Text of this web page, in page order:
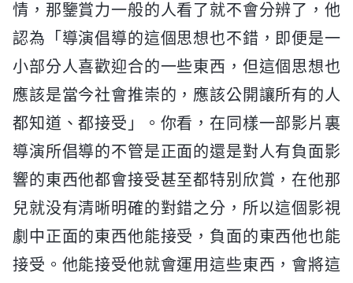
情，那鑒賞力一般的人看了就不會分辨了，他
認為「導演倡導的這個思想也不錯，即便是一
小部分人喜歡迎合的一些東西，但這個思想也
應該是當今社會推崇的，應該公開讓所有的人
都知道、都接受」。你看，在同樣一部影片裏
導演所倡導的不管是正面的還是對人有負面影
響的東西他都會接受甚至都特别欣賞，在他那
兒就没有清晰明確的對錯之分，所以這個影視
劇中正面的東西他能接受，負面的東西他也能
接受。他能接受他就會運用這些東西，會將這